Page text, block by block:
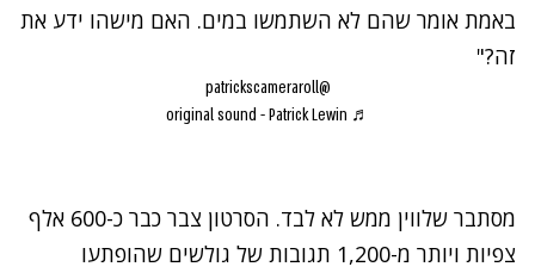
באמת אומר שהם לא השתמשו במים. האם מישהו ידע את
זה?"
@patrickscameraroll
♬ original sound - Patrick Lewin
מסתבר שלווין ממש לא לבד. הסרטון צבר כבר כ-600 אלף
צפיות ויותר מ-1,200 תגובות של גולשים שהופתעו